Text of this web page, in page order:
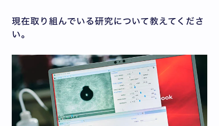
現在取り組んでいる研究について教えてくださ
い。